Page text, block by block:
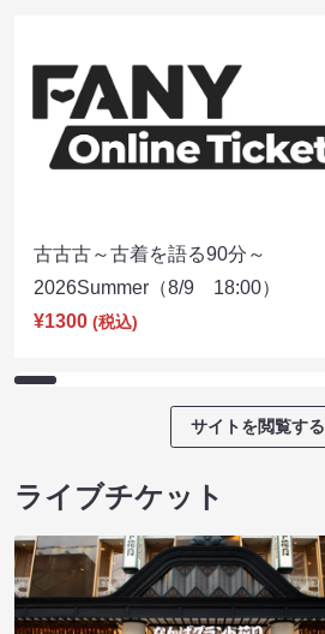
古古古～古着を語る90分～
2026Summer（8/9 18:00）
¥1300 (税込)
サイトを閲覧する
ライブチケット